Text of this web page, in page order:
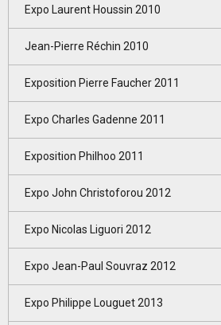
Expo Laurent Houssin 2010
Jean-Pierre Réchin 2010
Exposition Pierre Faucher 2011
Expo Charles Gadenne 2011
Exposition Philhoo 2011
Expo John Christoforou 2012
Expo Nicolas Liguori 2012
Expo Jean-Paul Souvraz 2012
Expo Philippe Louguet 2013